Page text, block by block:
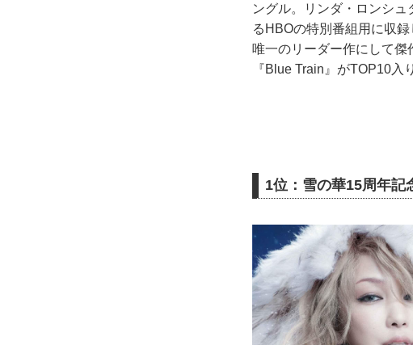
ングル。リンダ・ロンシ
るHBOの特別番組用に収
唯一のリーダー作にして
『Blue Train』がTOP10入
1位：雪の華15周年